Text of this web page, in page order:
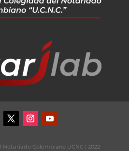
Colombiano UCNC | 2022